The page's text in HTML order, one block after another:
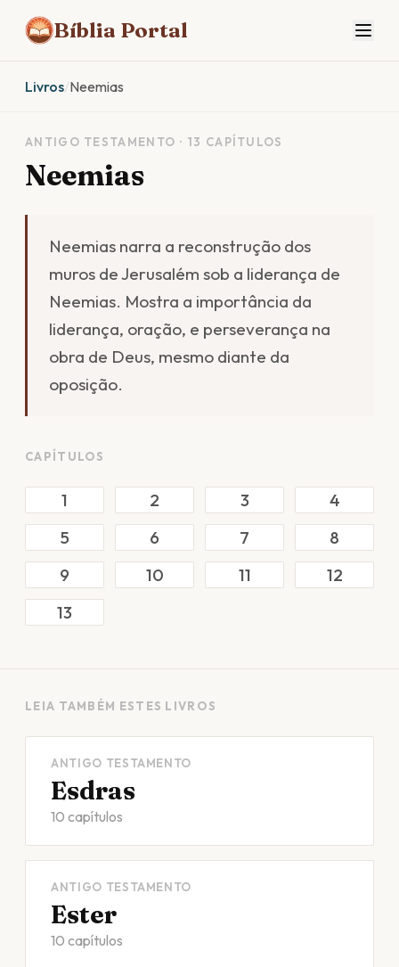
Bíblia Portal
Livros/Neemias
ANTIGO TESTAMENTO · 13 CAPÍTULOS
Neemias
Neemias narra a reconstrução dos
muros de Jerusalém sob a liderança de
Neemias. Mostra a importância da
liderança, oração, e perseverança na
obra de Deus, mesmo diante da
oposição.
CAPÍTULOS
1 2 3
4
5
6 7
8
9
10 11
12
13
LEIA TAMBÉM ESTES LIVROS
ANTIGO TESTAMENTO
Esdras
10 capítulos
ANTIGO TESTAMENTO
Ester
10 capítulos